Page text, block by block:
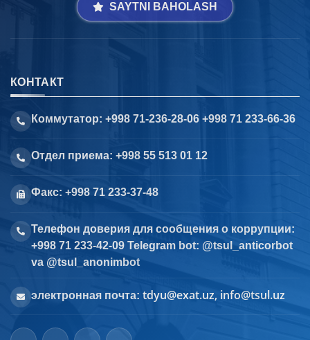
SAYTNI BAHOLASH
КОНТАКТ
Коммутатор: +998 71-236-28-06 +998 71 233-66-36
Отдел приема: +998 55 513 01 12
Факс: +998 71 233-37-48
Телефон доверия для сообщения о коррупции:
+998 71 233-42-09 Telegram bot: @tsul_anticorbot
va @tsul_anonimbot
электронная почта: tdyu@exat.uz, info@tsul.uz